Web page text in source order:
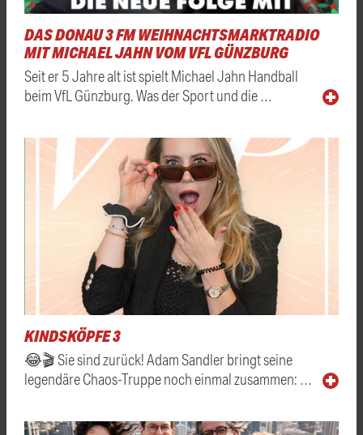
DAS DONAU 3 FM WEIHNACHTSMARKTRADIO
MIT MICHAEL JAHN VOM VFL GÜNZBURG
Seit er 5 Jahre alt ist spielt Michael Jahn Handball
beim VfL Günzburg. Was der Sport und die …
KINDSKÖPFE 3
😂🎬 Sie sind zurück! Adam Sandler bringt seine
legendäre Chaos-Truppe noch einmal zusammen: …